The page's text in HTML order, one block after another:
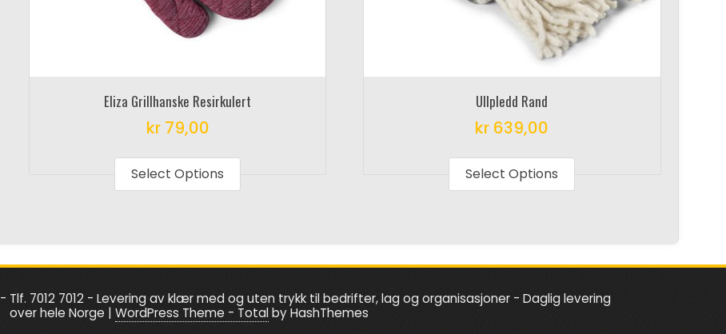
Eliza Grillhanske Resirkulert
kr79,00
Select Options
may
be
Ullpledd Rand
kr 639,00
Select Options
may
- Tlf. 7012 7012 - Levering av klær med og uten trykk til bedrifter, lag og organisasjoner - Daglig levering
over hele Norge | WordPress Theme - Totalby HashThemes